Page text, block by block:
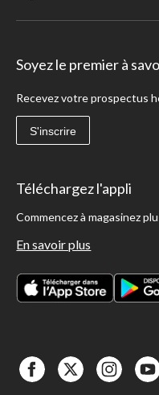
Soyez le premier à
Recevez votre prospectus
S'inscrire
Téléchargez l'appli
Commencez à magasinez
En savoir plus